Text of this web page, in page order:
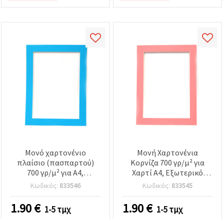
Μονό χαρτονένιο
πλαίσιο (πασπαρτού)
700 γρ/μ² για A4,
εξωτερικές διαστάσεις
26,4x35 εκ., μπλε
Κωδικός: 833546
1.90€ 1-5 τμχ
Μονή Χαρτονένια
Κορνίζα 700 γρ/μ² για
Χαρτί A4, Εξωτερικό
Μέγεθος 26,4x35 εκ., Ροζ
Κωδικός: 833545
1.90€ 1-5 τμχ